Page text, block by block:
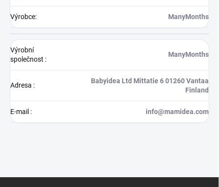
Výrobce: ManyMonths
Výrobní
společnost :
ManyMonths
Adresa :
Babyidea Ltd Mittatie 6 01260 Vantaa
Finland
E-mail : info@mamidea.com